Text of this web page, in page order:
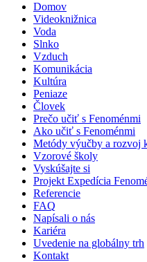
Domov
Videoknižnica
Voda
Slnko
Vzduch
Komunikácia
Kultúra
Peniaze
Človek
Prečo učiť s Fenoménmi
Ako učiť s Fenoménmi
Metódy výučby a rozvoj
Vzorové školy
Vyskúšajte si
Projekt Expedícia
Referencie
FAQ
Napísali o nás
Kariéra
Uvedenie na globálny trh
Kontakt